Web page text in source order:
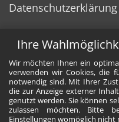
Ihre
Wir möchten Ihnen ein
verwenden wir Cookies, die
notwendig sind. Mit Ihrer
die zur Anzeige externer
genutzt werden. Sie können
zulassen möchten. Bitte
Einstellungen womöglich
Datenschutzerklärung